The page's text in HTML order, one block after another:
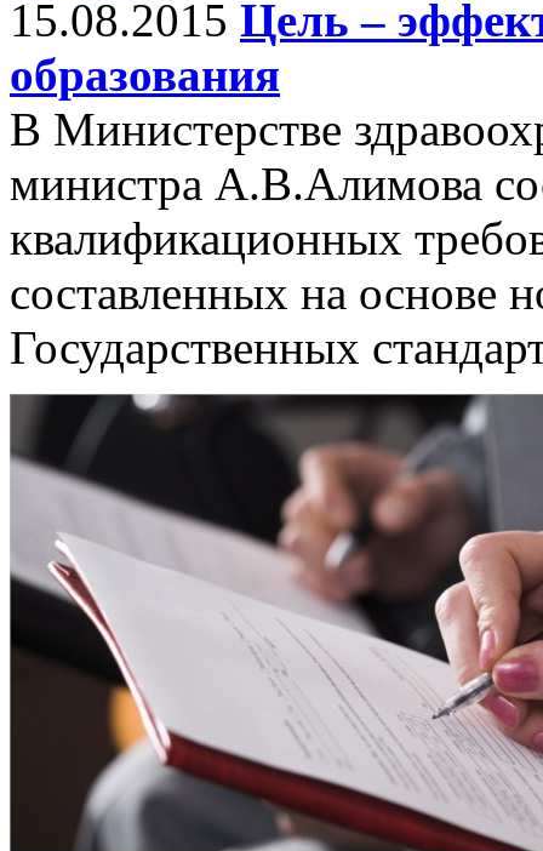
15.08.2015 Цель –
образования
В Министерстве
министра А.В.Алимова
квалификационных
составленных на основе
Государственных